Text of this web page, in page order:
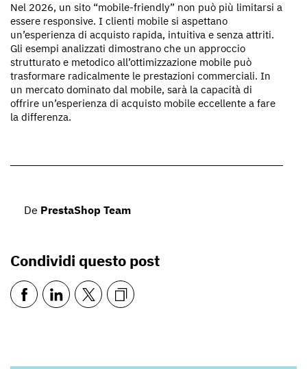
Nel 2026, un sito “mobile-friendly” non può più limitarsi a
essere responsive. I clienti mobile si aspettano
un’esperienza di acquisto rapida, intuitiva e senza attriti.
Gli esempi analizzati dimostrano che un approccio
strutturato e metodico all’ottimizzazione mobile può
trasformare radicalmente le prestazioni commerciali. In
un mercato dominato dal mobile, sarà la capacità di
offrire un’esperienza di acquisto mobile eccellente a fare
la differenza.
De PrestaShop Team
Condividi questo post